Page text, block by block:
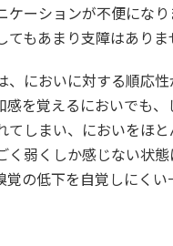
ケーションが不便にな
てもあまり支障はありま
、においに対する順応
感を覚えるにおいでも、
てしまい、においをほ
く弱くしか感じない状
覚の低下を自覚しにくい